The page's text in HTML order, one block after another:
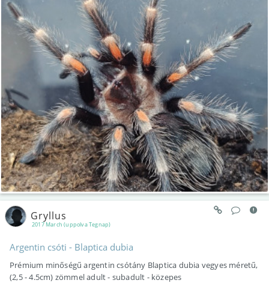
2017 March (uppolva Tegnap)
Gryllus
Argentin csóti - Blaptica dubia
Prémium minőségű argentin csótány Blaptica dubia vegyes méretű,
(2,5 - 4.5cm) zömmel adult - subadult - közepes